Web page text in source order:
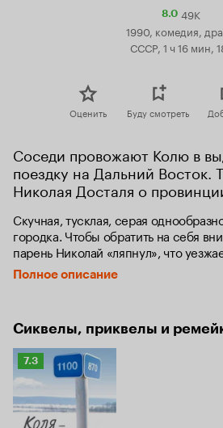
8.0Рейтинг
8.0
49K
1990, комедия,
СССР, 1 ч 16 мин,
Оценить Буду смотреть
Соседи провожают Колю в
поездку на Дальний Восток.
Николая Досталя о
Скучная, тусклая, серая
городка. Чтобы обратить на себя
парень Николай «ляпнул», что
Восток. Коля становится местным
участвуют в его сборах и проводах.
Полное описание
Сиквелы, приквелы и
Рейтинг
Кинопоиска
7.3